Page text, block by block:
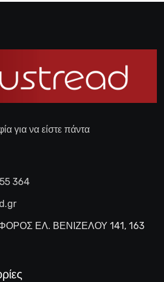
για να είστε πάντα
364
ΕΛ. ΒΕΝΙΖΕΛΟΥ 141, 163